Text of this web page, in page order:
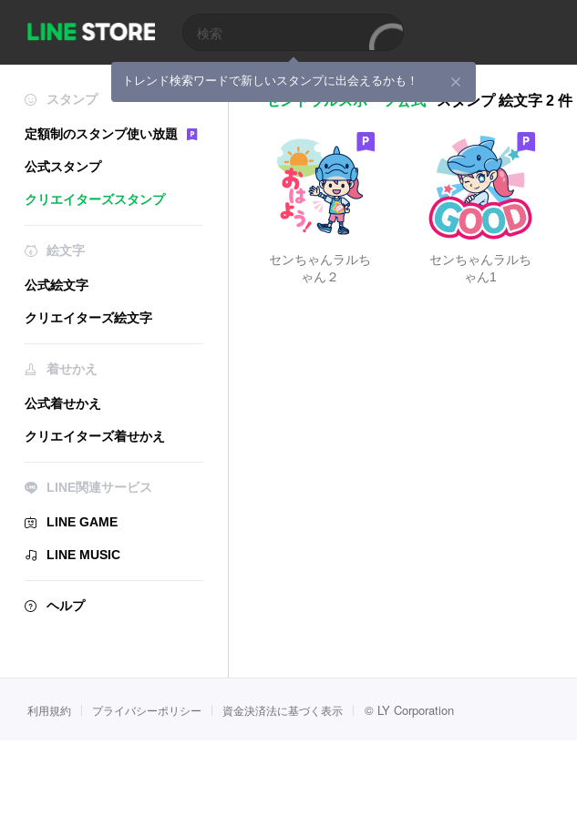
トレンド検索ワードで新しいスタンプに出会えるかも！
スタンプ
定額制のスタンプ使い放題
公式スタンプ
クリエイターズスタンプ
絵文字
公式絵文字
クリエイターズ絵文字
着せかえ
公式着せかえ
クリエイターズ着せかえ
LINE関連サービス
LINE GAME
LINE MUSIC
ヘルプ
セントラルスポーツ公式 スタンプ 絵文字 2 件
センちゃんラルち
ゃん２
センちゃんラルち
ゃん1
利用規約 プライバシーポリシー 資金決済法に基づく表示 © LY Corporation